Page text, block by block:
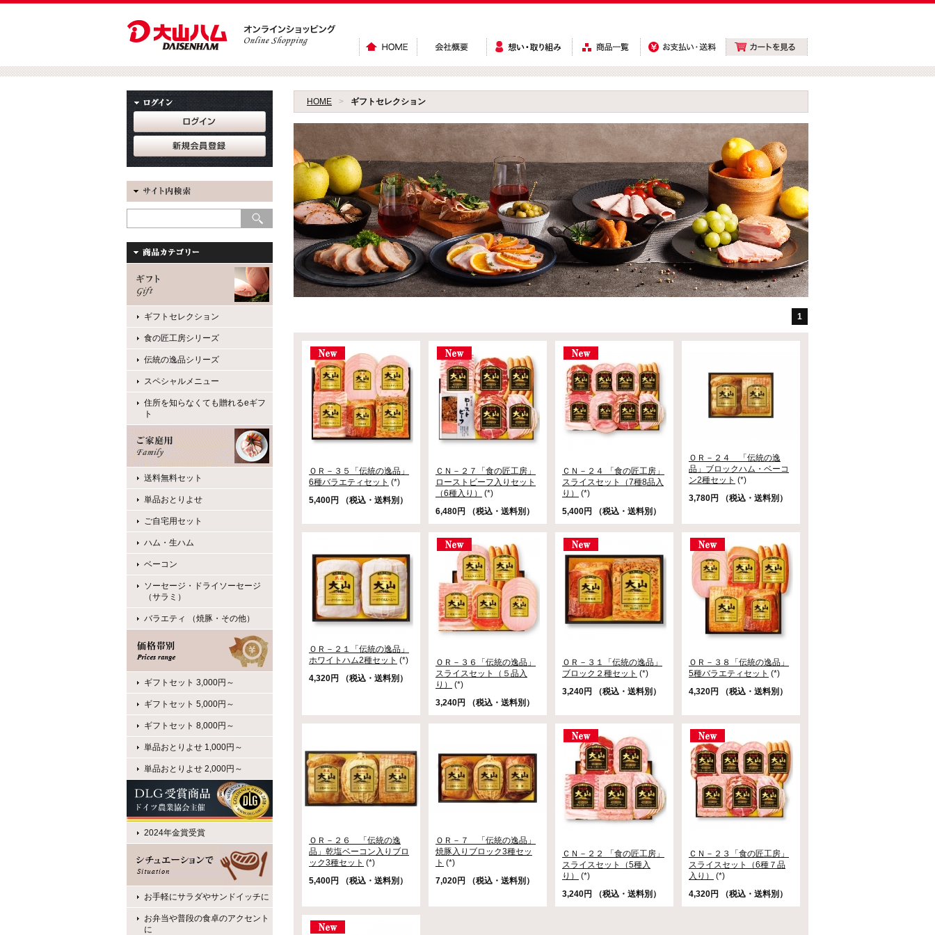
HOME > ギフトセレクション
1
ＯＲ－３５「伝統の逸品」
6種バラエティセット (*)
5,400円 （税込・送料別）
ＣＮ－２７「食の匠工房」
ローストビーフ入りセット
（6種入り）
(*)
6,480円 （税込・送料別）
ＣＮ－２４ 「食の匠工房」
スライスセット（7種8品入
り）
(*)
5,400円 （税込・送料別）
ＯＲ－２４ 「伝統の逸
品」ブロックハム・ベーコ
ン2種セット (*)
3,780円 （税込・送料別）
ＯＲ－２１「伝統の逸品」
ホワイトハム2種セット (*)
4,320円 （税込・送料別）
ＯＲ－３６「伝統の逸品」
スライスセット（５品入
り）
(*)
3,240円 （税込・送料別）
ＯＲ－３１「伝統の逸品」
ブロック２種セット (*)
3,240円 （税込・送料別）
ＯＲ－３８「伝統の逸品」
5種バラエティセット (*)
4,320円 （税込・送料別）
ＯＲ－２６ 「伝統の逸
品」乾塩ベーコン入りブロ
ック3種セット (*)
5,400円 （税込・送料別）
ＯＲ－７ 「伝統の逸品」
焼豚入りブロック3種セッ
ト (*)
7,020円 （税込・送料別）
ＣＮ－２２ 「食の匠工房」
スライスセット（5種入
り）
(*)
3,240円 （税込・送料別）
ＣＮ－２３「食の匠工房」
スライスセット（6種７品
入り）
(*)
4,320円 （税込・送料別）
ギフトセレクション
食の匠工房シリーズ
伝統の逸品シリーズ
スペシャルメニュー
住所を知らなくても贈れるeギフ
ト
送料無料セット
単品おとりよせ
ご自宅用セット
ハム・生ハム
ベーコン
ソーセージ・ドライソーセージ
（サラミ）
バラエティ （焼豚・その他）
ギフトセット 3,000円～
ギフトセット 5,000円～
ギフトセット 8,000円～
単品おとりよせ 1,000円～
単品おとりよせ 2,000円～
2024年金賞受賞
お手軽にサラダやサンドイッチに
お弁当や普段の食卓のアクセント
に